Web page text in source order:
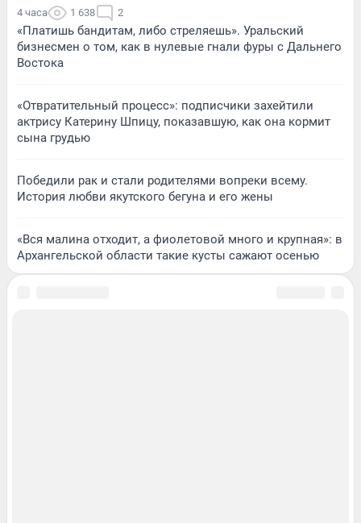
4 часа 1 638 2
«Платишь бандитам, либо стреляешь». Уральский
бизнесмен о том, как в нулевые гнали фуры с Дальнего
Востока
«Отвратительный процесс»: подписчики захейтили
актрису Катерину Шпицу, показавшую, как она кормит
сына грудью
Победили рак и стали родителями вопреки всему.
История любви якутского бегуна и его жены
«Вся малина отходит, а фиолетовой много и крупная»: в
Архангельской области такие кусты сажают осенью